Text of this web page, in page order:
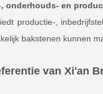
onderhouds- en
productie-,
bakstenen kunnen
van Xi'an